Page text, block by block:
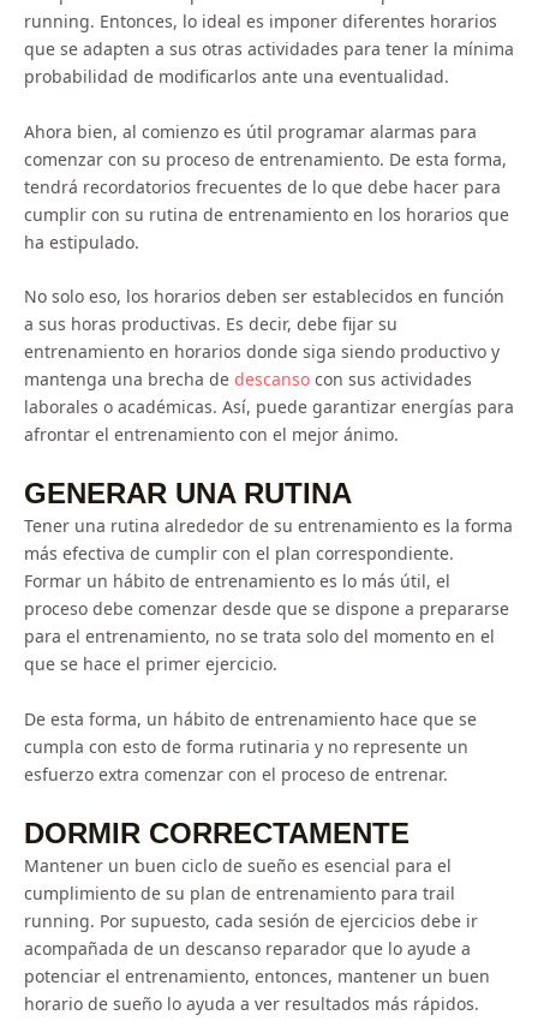
running. Entonces, lo ideal es imponer diferentes horarios
que se adapten a sus otras actividades para tener la mínima
probabilidad de modificarlos ante una eventualidad.
Ahora bien, al comienzo es útil programar alarmas para
comenzar con su proceso de entrenamiento. De esta forma,
tendrá recordatorios frecuentes de lo que debe hacer para
cumplir con su rutina de entrenamiento en los horarios que
ha estipulado.
No solo eso, los horarios deben ser establecidos en función
a sus horas productivas. Es decir, debe fijar su
entrenamiento en horarios donde siga siendo productivo y
mantenga una brecha de descanso con sus actividades
laborales o académicas. Así, puede garantizar energías para
afrontar el entrenamiento con el mejor ánimo.
GENERAR UNA RUTINA
Tener una rutina alrededor de su entrenamiento es la forma
más efectiva de cumplir con el plan correspondiente.
Formar un hábito de entrenamiento es lo más útil, el
proceso debe comenzar desde que se dispone a prepararse
para el entrenamiento, no se trata solo del momento en el
que se hace el primer ejercicio.
De esta forma, un hábito de entrenamiento hace que se
cumpla con esto de forma rutinaria y no represente un
esfuerzo extra comenzar con el proceso de entrenar.
DORMIR CORRECTAMENTE
Mantener un buen ciclo de sueño es esencial para el
cumplimiento de su plan de entrenamiento para trail
running. Por supuesto, cada sesión de ejercicios debe ir
acompañada de un descanso reparador que lo ayude a
potenciar el entrenamiento, entonces, mantener un buen
horario de sueño lo ayuda a ver resultados más rápidos.